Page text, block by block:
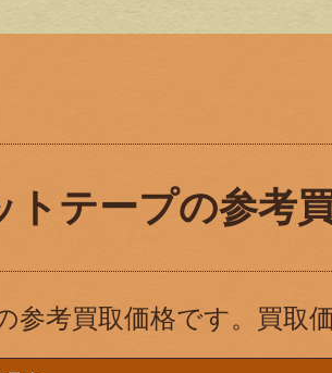
トテープの参考
考買取価格です。買取